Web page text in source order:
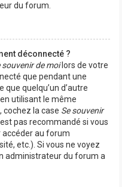
du forum.
déconnecté ?
souvenir de moilors de votre
que pendant une
quelqu’un d’autre
utilisant le même
cochez la case Se souvenir
pas recommandé si vous
accéder au forum
etc.). Si vous ne voyez
administrateur du forum a